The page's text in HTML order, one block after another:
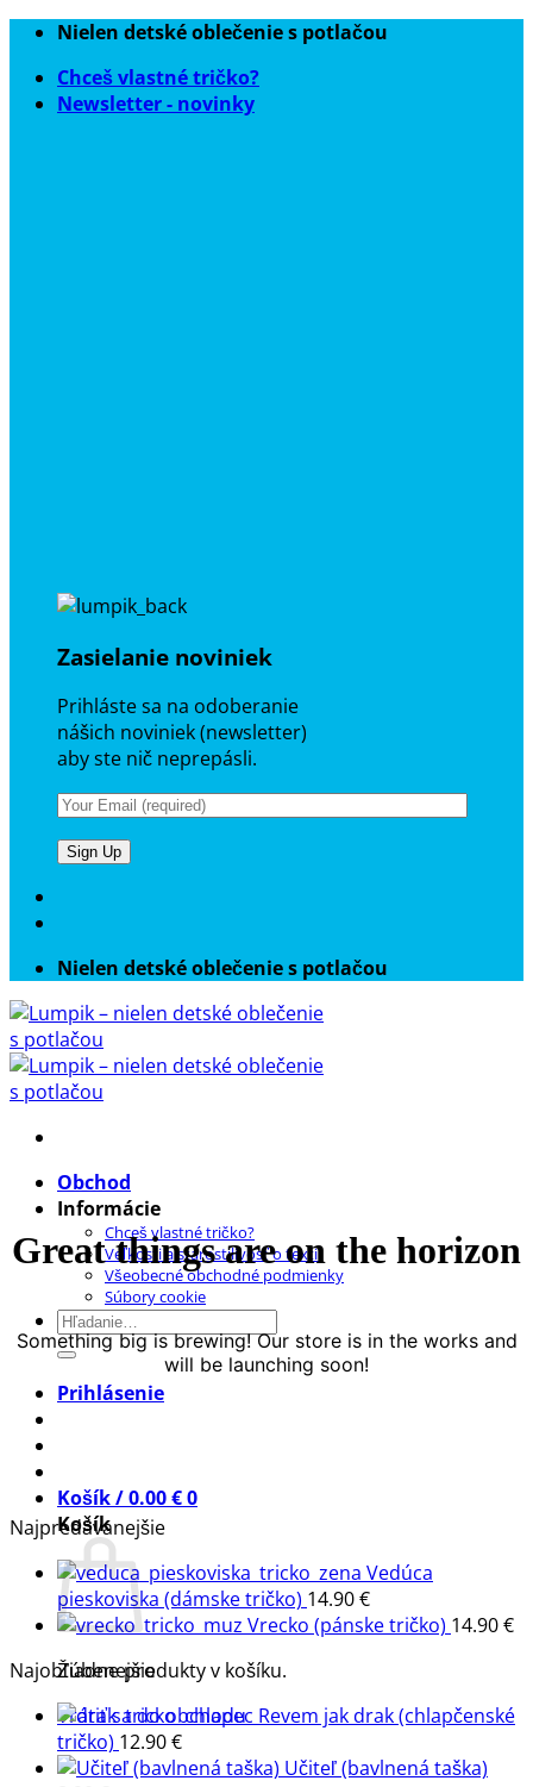
Skip
content
Nielen detské oblečenie s potlačou
Chceš vlastné tričko?
Newsletter - novinky
Zasielanie noviniek
Prihláste sa na odoberanie
nášich noviniek (newsletter)
aby ste nič neprepásli.
Nielen detské oblečenie s potlačou
Obchod
Informácie
Chceš vlastné tričko?
Veľkosti a starostilivosť o textil
Všeobecné obchodné podmienky
Súbory cookie
Hľadať:
Prihlásenie
Košík /0.00€0
Košík
Žiadne produkty v košíku.
Vrátiť sa do obchodu
Prejsť
obsah
Great things are on the horizon
Something big is brewing! Our store is in the works and
will be launching soon!
Najpredávanejšie
Vedúca
pieskoviska (dámske tričko) 14.90€
Vrecko (pánske tričko) 14.90€
Najobľúbenejšie
Revem jak drak (chlapčenské
tričko) 12.90€
Učiteľ (bavlnená taška)